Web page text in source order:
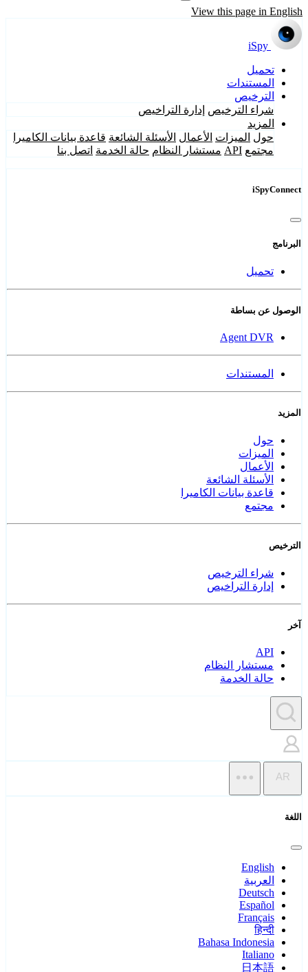
View this page in English
iSpy
تحميل
المستندات
الترخيص
شراء الترخيص إدارة التراخيص
المزيد
حول الميزات الأعمال الأسئلة الشائعة قاعدة بيانات الكاميرا
مجتمع API مستشار النظام حالة الخدمة اتصل بنا
iSpyConnect
البرنامج
تحميل
الوصول عن بساطة
Agent DVR
المستندات
المزيد
حول
الميزات
الأعمال
الأسئلة الشائعة
قاعدة بيانات الكاميرا
مجتمع
الترخيص
شراء الترخيص
إدارة التراخيص
آخر
API
مستشار النظام
حالة الخدمة
AR
اللغة
English
العربية
Deutsch
Español
Français
हिन्दी
Bahasa Indonesia
Italiano
日本語